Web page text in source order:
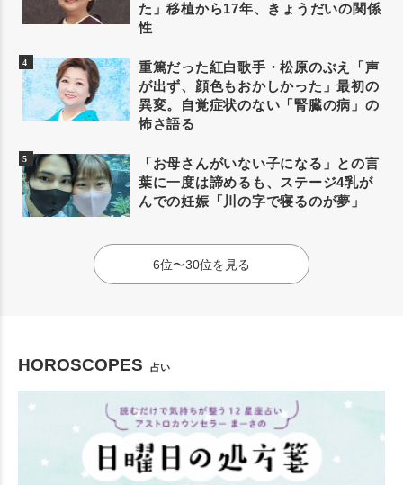
た」移植から17年、きょうだいの関係
性
重篤だった紅白歌手・松原のぶえ「声
が出ず、顔色もおかしかった」最初の
異変。自覚症状のない「腎臓の病」の
怖さ語る
「お母さんがいない子になる」との言
葉に一度は諦めるも、ステージ4乳が
んでの妊娠「川の字で寝るのが夢」
6位〜30位を見る
HOROSCOPES 占い